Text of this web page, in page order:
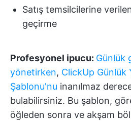
Satış temsilcilerine
geçirme
Profesyonel ipucu: Günlük
yönetirken, ClickUp Günlük
Şablonu'nu inanılmaz
bulabilirsiniz. Bu şablon,
öğleden sonra ve akşam